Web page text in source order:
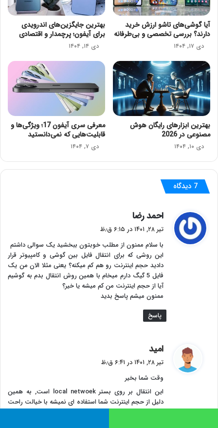
آیا گوشی‌های تاشو ارزش خرید
دارند؟ بررسی تخصصی و بی‌طرفانه
دی ۱۷, ۱۴۰۴
بهترین جایگزین‌های اندرویدی
برای آیفون؛ پرچمدار و اقتصادی
دی ۱۴, ۱۴۰۴
بهترین ابزارهای رایگان هوش
مصنوعی در 2026
دی ۱۰, ۱۴۰۴
معرفی سری آیفون 17؛ ویژگی‌ها و
قابلیت‌هایی که نمی‌دانستید
دی ۷, ۱۴۰۴
7 دیدگاه
احمد رضا
ت
:
تیر ۲۸, ۱۴۰۱ در ۶:۱۵ ق٫ظ
با سلام ممنون از مطلب خوبتون ببخشید یک سوالی داشتم
این روشی که برای انتقال فایل بین گوشی و کامپیوتر قرار
دادید حجم اینترنت رو هم کم میکنه؟ یعنی مثلا الان من یک
فایل 5 گیگ دارم میخام با همین روش انتقال بدم به گوشیم
آیا از حجم اینترنت من کم میشه یا خیر؟
ممنون میشم پاسخ بدید
پاسخ
امید
ف
ت
:
تیر ۲۸, ۱۴۰۱ در ۶:۴۱ ق٫ظ
وقت شما بخیر
این انتقال بر روی بستر local netwoek است, به همین
دلیل از حجم اینترنت شما استفاده ای نمیشه با خیالت راحت
هر فایلی را میتوانید انتقال دهید